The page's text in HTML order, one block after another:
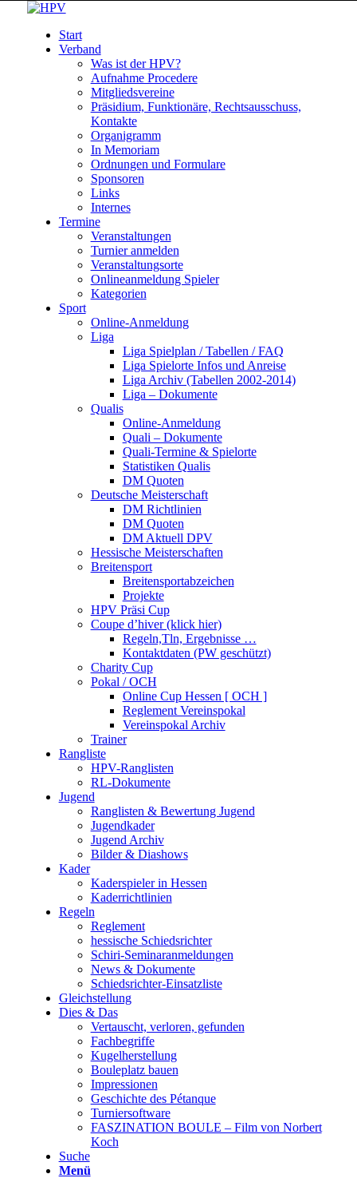
Start
Verband
Was ist der HPV?
Aufnahme Procedere
Mitgliedsvereine
Präsidium, Funktionäre, Rechtsausschuss,
Kontakte
Organigramm
In Memoriam
Ordnungen und Formulare
Sponsoren
Links
Internes
Termine
Veranstaltungen
Turnier anmelden
Veranstaltungsorte
Onlineanmeldung Spieler
Kategorien
Sport
Online-Anmeldung
Liga
Liga Spielplan / Tabellen / FAQ
Liga Spielorte Infos und Anreise
Liga Archiv (Tabellen 2002-2014)
Liga – Dokumente
Qualis
Online-Anmeldung
Quali – Dokumente
Quali-Termine & Spielorte
Statistiken Qualis
DM Quoten
Deutsche Meisterschaft
DM Richtlinien
DM Quoten
DM Aktuell DPV
Hessische Meisterschaften
Breitensport
Breitensportabzeichen
Projekte
HPV Präsi Cup
Coupe d’hiver (klick hier)
Regeln,Tln, Ergebnisse …
Kontaktdaten (PW geschützt)
Charity Cup
Pokal / OCH
Online Cup Hessen [ OCH ]
Reglement Vereinspokal
Vereinspokal Archiv
Trainer
Rangliste
HPV-Ranglisten
RL-Dokumente
Jugend
Ranglisten & Bewertung Jugend
Jugendkader
Jugend Archiv
Bilder & Diashows
Kader
Kaderspieler in Hessen
Kaderrichtlinien
Regeln
Reglement
hessische Schiedsrichter
Schiri-Seminaranmeldungen
News & Dokumente
Schiedsrichter-Einsatzliste
Gleichstellung
Dies & Das
Vertauscht, verloren, gefunden
Fachbegriffe
Kugelherstellung
Bouleplatz bauen
Impressionen
Geschichte des Pétanque
Turniersoftware
FASZINATION BOULE – Film von Norbert
Koch
Suche
Menü